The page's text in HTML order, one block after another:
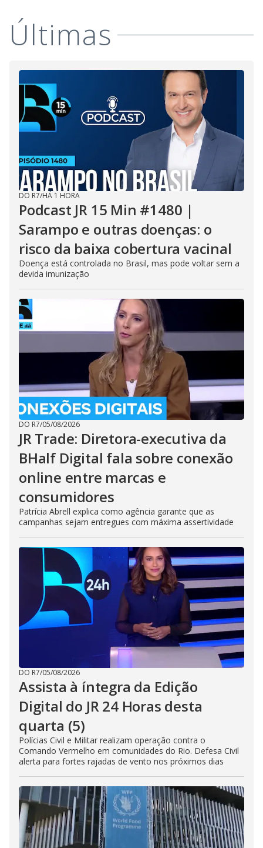
Últimas
DO R7/HÁ 1 HORA
Podcast JR 15 Min #1480 |
Sarampo e outras doenças: o
risco da baixa cobertura vacinal
Doença está controlada no Brasil, mas pode voltar sem a
devida imunização
DO R7/05/08/2026
JR Trade: Diretora-executiva da
BHalf Digital fala sobre conexão
online entre marcas e
consumidores
Patrícia Abrell explica como agência garante que as
campanhas sejam entregues com máxima assertividade
DO R7/05/08/2026
Assista à íntegra da Edição
Digital do JR 24 Horas desta
quarta (5)
Polícias Civil e Militar realizam operação contra o
Comando Vermelho em comunidades do Rio. Defesa Civil
alerta para fortes rajadas de vento nos próximos dias